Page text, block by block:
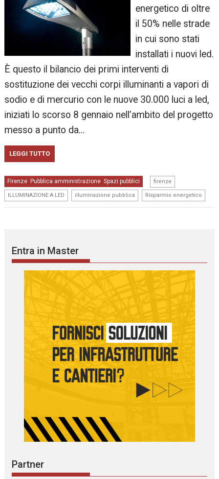
energetico di oltre
il 50% nelle strade
in cui sono stati
installati i nuovi led.
È questo il bilancio dei primi interventi di
sostituzione dei vecchi corpi illuminanti a vapori di
sodio e di mercurio con le nuove 30.000 luci a led,
iniziati lo scorso 8 gennaio nell’ambito del progetto
messo a punto da…
LEGGI TUTTO
Firenze, Pubblica amministrazione,Spazi pubblici firenze
ILLUMINAZIONE A LED illuminazione pubblica Risparmio energetico
Entra in Master
Partner